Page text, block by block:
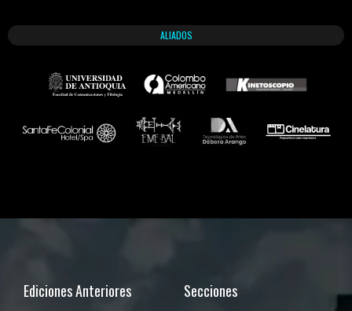
ALIADOS
Ediciones Anteriores Secciones